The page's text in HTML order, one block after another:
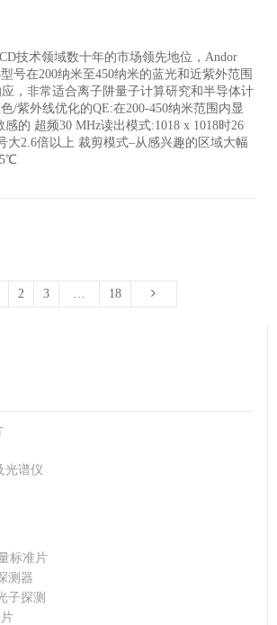
技术领域数十年的市场领先地位，Andor
号在200纳米至450纳米的蓝光和近紫外范围
，非常适合离子阱量子计算研究和半导体计
/紫外线优化的QE:在200-450纳米范围内显
的 超频30 MHz读出模式:1018 x 1018时26
大2.6倍以上 裁剪模式–从感兴趣的区域大幅
2 3 18
光谱仪
标准片
测器
子探测